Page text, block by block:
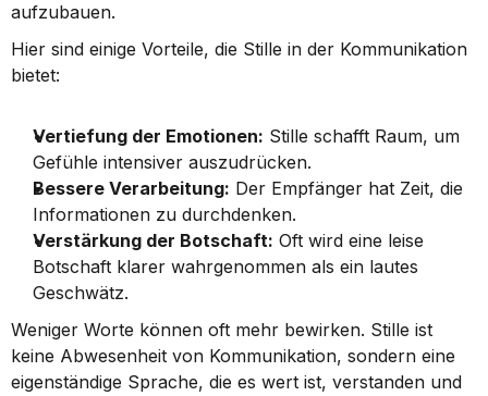
aufzubauen.
Hier sind einige Vorteile, die Stille in der Kommunikation
bietet:
Vertiefung der Emotionen: Stille schafft Raum, um
Gefühle intensiver auszudrücken.
Bessere Verarbeitung: Der Empfänger hat Zeit, die
Informationen zu durchdenken.
Verstärkung der Botschaft: Oft wird eine leise
Botschaft klarer wahrgenommen als ein lautes
Geschwätz.
Weniger Worte können oft mehr bewirken. Stille ist
keine Abwesenheit von Kommunikation, sondern eine
eigenständige Sprache, die es wert ist, verstanden und